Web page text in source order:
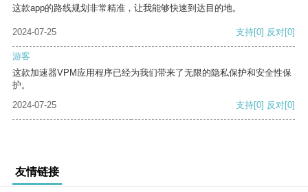
这款app的路线规划非常精准，让我能够快速到达目的地。
2024-07-25 支持[0] 反对[0]
游客
这款加速器VPM应用程序已经为我们带来了无限的隐私保护和安全性保
护。
2024-07-25
支持[0] 反对[0]
友情链接